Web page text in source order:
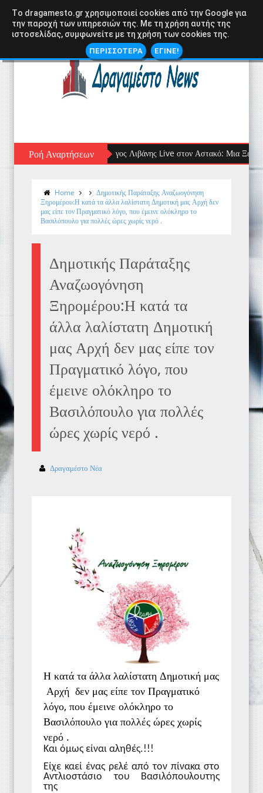
Ροή Αναρτήσεων
Ο Γιώργος Λιβάνης Live στον Αστακό: Μια Ξεχωριστή
Home
Δημοτικής Παράταξης Αναζωογόνηση
Ξηρομέρου:Η κατά τα άλλα λαλίστατη Δημοτική μας Αρχή δεν
μας είπε τον Πραγματικό λόγο, που έμεινε ολόκληρο το
Βασιλόπουλο για πολλές ώρες χωρίς νερό .
Δημοτικής Παράταξης
Αναζωογόνηση
Ξηρομέρου:Η κατά τα
άλλα λαλίστατη Δημοτική
μας Αρχή δεν μας είπε τον
Πραγματικό λόγο, που
έμεινε ολόκληρο το
Βασιλόπουλο για πολλές
ώρες χωρίς νερό .
Δραγαμέστο Νέα
Η κατά τα άλλα λαλίστατη Δημοτική μας
Αρχή δεν μας είπε τον Πραγματικό
λόγο, που έμεινε ολόκληρο το
Βασιλόπουλο για πολλές ώρες χωρίς
νερό .
Και όμως είναι αληθές.!!!
Είχε καεί ένας ρελέ από τον πίνακα στο
Αντλιοστάσιο του Βασιλόπουλουτης
της
Tο dragamesto.gr χρησιμοποιεί cookies από την Google για
την παροχή των υπηρεσιών της. Με τη χρήση αυτής της
ιστοσελίδας, συμφωνείτε με τη χρήση των cookies της.
ΠΕΡΙΣΣΟΤΕΡΑ ΕΓΙΝΕ!